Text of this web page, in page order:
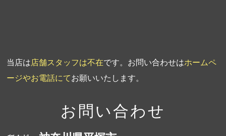
当店は店舗スタッフは不在です。お問い合わせはホームペ
ージやお電話にてお願いいたします。
お問い合わせ